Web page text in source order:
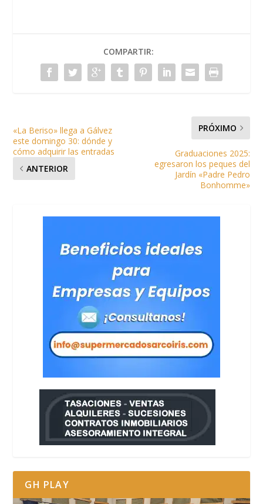
COMPARTIR:
«La Beriso» llega a Gálvez
este domingo 30: dónde y
cómo adquirir las entradas
ANTERIOR
PRÓXIMO
Graduaciones 2025:
egresaron los peques del
Jardín «Padre Pedro
Bonhomme»
GH PLAY